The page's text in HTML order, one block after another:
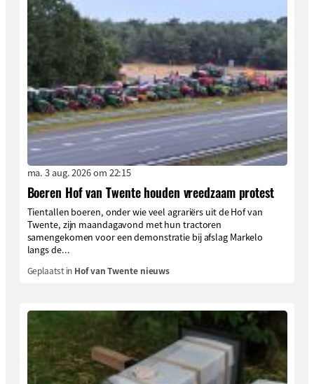
ma. 3 aug. 2026 om 22:15
Boeren Hof van Twente houden vreedzaam protest
Tientallen boeren, onder wie veel agrariërs uit de Hof van
Twente, zijn maandagavond met hun tractoren
samengekomen voor een demonstratie bij afslag Markelo
langs de...
Geplaatst in Hof van Twente nieuws